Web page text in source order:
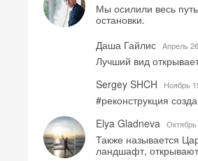
Мы осилили весь
остановки.
Даша Гайлис Aпрель
Лучший вид
Sergey SHCH
Ноябрь
#реконструкция
Elya Gladneva
Также называется
ландшафт,